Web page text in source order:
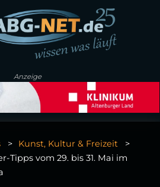
Anzeige
Kunst, Kultur & Freizeit
Tipps vom 29. bis 31. Mai im